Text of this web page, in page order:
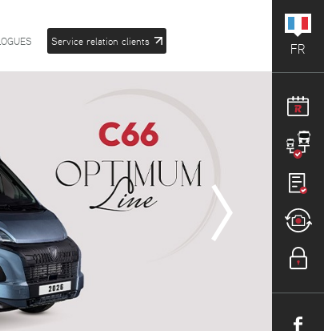
FR
Service relation clients